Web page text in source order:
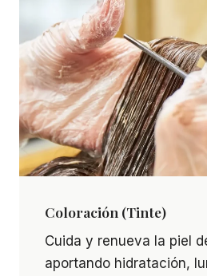
Coloración (Tinte)
Coloración (Tinte)
Cuida y renueva la piel
aportando hidratación,